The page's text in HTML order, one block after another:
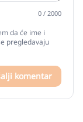
0 / 2000
da će ime i
pregledavaju
komentar